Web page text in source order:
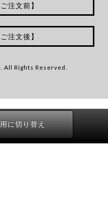
注文前】
注文後】
All Rights Reserved.
に切り替え